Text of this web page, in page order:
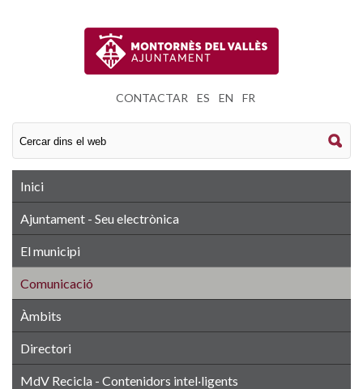
CONTACTAR ES EN FR
Inici
Ajuntament - Seu electrònica
El municipi
Comunicació
Àmbits
Directori
MdV Recicla - Contenidors intel·ligents